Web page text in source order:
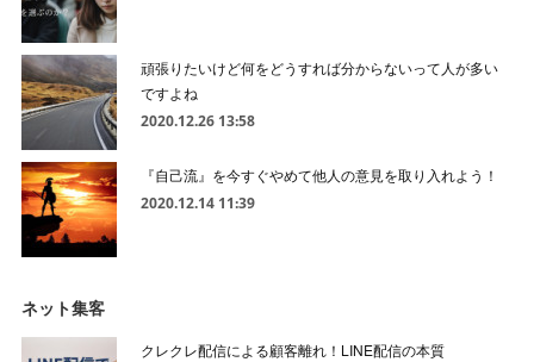
頑張りたいけど何をどうすれば分からないって人が多い
ですよね
2020.12.26 13:58
『自己流』を今すぐやめて他人の意見を取り入れよう！
2020.12.14 11:39
ネット集客
クレクレ配信による顧客離れ！LINE配信の本質